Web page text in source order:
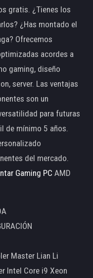
gratis. ¿Tienes los
¿Has montado el
Ofrecemos
acordes a
gaming, diseño
server. Las ventajas
son un
para futuras
de mínimo 5 años.
del mercado.
Gaming PC AMD
Master Lian Li
Intel Core i9 Xeon